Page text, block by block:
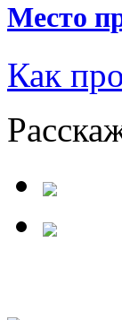
Место
Как